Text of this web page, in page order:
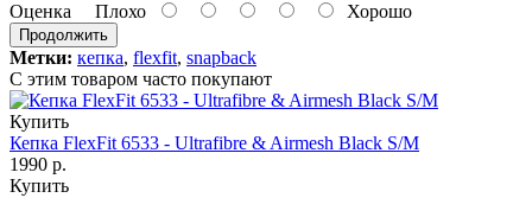
Оценка Плохо Хорошо
Продолжить
Метки: кепка, flexfit, snapback
С этим товаром часто покупают
Купить
Кепка FlexFit 6533 - Ultrafibre & Airmesh Black S/M
1990 р.
Купить